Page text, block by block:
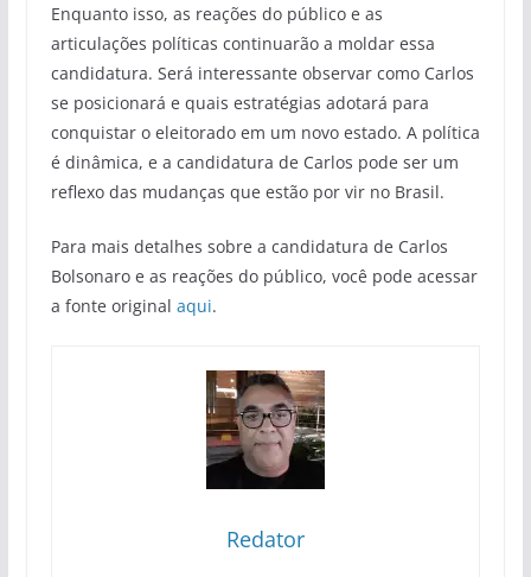
Enquanto isso, as reações do público e as
articulações políticas continuarão a moldar essa
candidatura. Será interessante observar como Carlos
se posicionará e quais estratégias adotará para
conquistar o eleitorado em um novo estado. A política
é dinâmica, e a candidatura de Carlos pode ser um
reflexo das mudanças que estão por vir no Brasil.
Para mais detalhes sobre a candidatura de Carlos
Bolsonaro e as reações do público, você pode acessar
a fonte original aqui.
Redator